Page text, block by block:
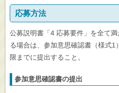
応募方法
公募説明書「4 応募要件」を全て
る場合は、参加意思確認書（様式1
限までに提出すること。
参加意思確認書の提出